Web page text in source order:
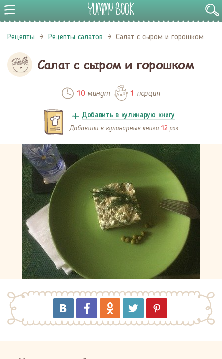
Рецепты Рецепты салатов Салат с сыром и горошком
Салат с сыром и горошком
10минут 1 порция
Добавить в кулинарую книгу
Добавили в кулинарные книги 12 раз